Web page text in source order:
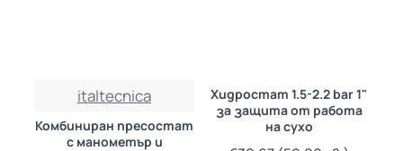
italtecnica
Комбиниран пресостат
с манометър и
Хидростат 1.5-2.2 bar 1"
за защита от работа
на сухо